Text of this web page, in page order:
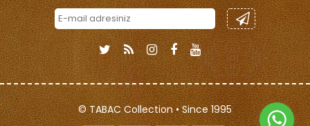
© TABAC Collection • Since 1995